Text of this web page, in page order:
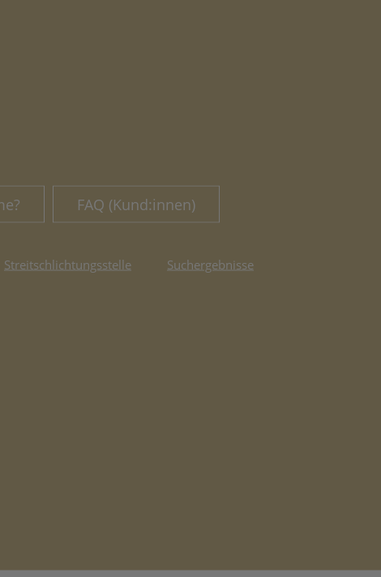
FAQ (Kund:innen)
Streitschlichtungsstelle Suchergebnisse